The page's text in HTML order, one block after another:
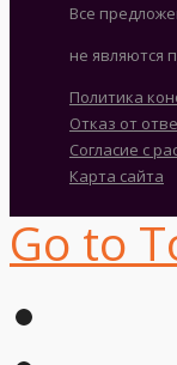
Все
не являются
Политика
Отказ от
Согласие с
Карта сайта
Go to